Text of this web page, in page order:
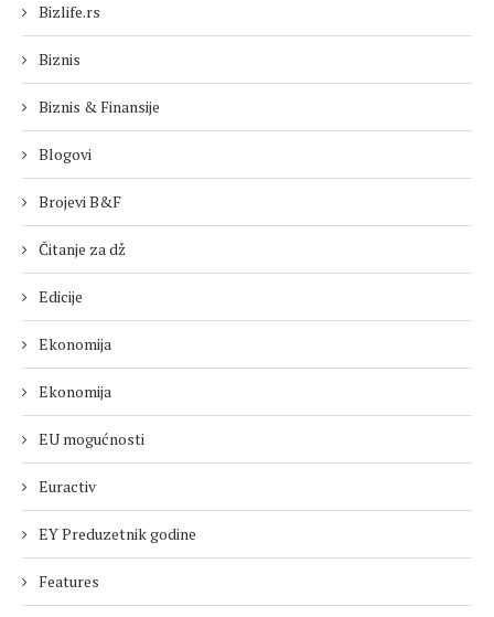
Bizlife.rs
Biznis
Biznis & Finansije
Blogovi
Brojevi B&F
Čitanje za dž
Edicije
Ekonomija
Ekonomija
EU mogućnosti
Euractiv
EY Preduzetnik godine
Features